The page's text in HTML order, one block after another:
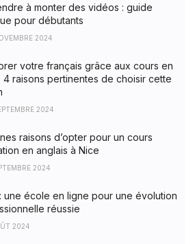
à monter des vidéos : guide
pour débutants
2024
votre français grâce aux cours en
4 raisons pertinentes de choisir cette
2024
raisons d’opter pour un cours
en anglais à Nice
2024
une école en ligne pour une évolution
réussie
2024